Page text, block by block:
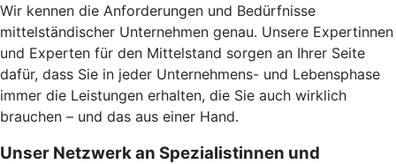
Wir kennen die Anforderungen und Bedürfnisse
mittelständischer Unternehmen genau. Unsere Expertinnen
und Experten für den Mittelstand sorgen an Ihrer Seite
dafür, dass Sie in jeder Unternehmens- und Lebensphase
immer die Leistungen erhalten, die Sie auch wirklich
brauchen – und das aus einer Hand.
Unser Netzwerk an Spezialistinnen und